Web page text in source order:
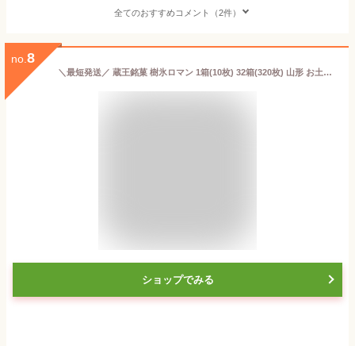
全てのおすすめコメント（2件）
no. 8
＼最短発送／ 蔵王銘菓 樹氷ロマン 1箱(10枚) 32箱(320枚) 山形 お土産 (東北 山形 ご当地 手土産 お菓子 焼菓子 ホワイト クリーム サンド ウェハース 個包装 お取り寄せ 美味しい おすすめ 人気 定番 おやつ お茶請け)【A01】
ショップでみる